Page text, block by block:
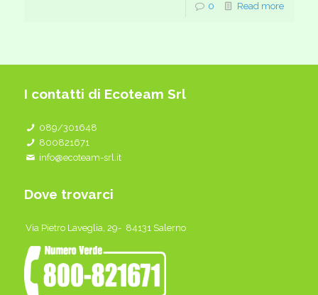
0 Read more
I contatti di Ecoteam Srl
089/301648
800821671
info@ecoteam-srl.it
Dove trovarci
Via Pietro Laveglia, 29- 84131 Salerno